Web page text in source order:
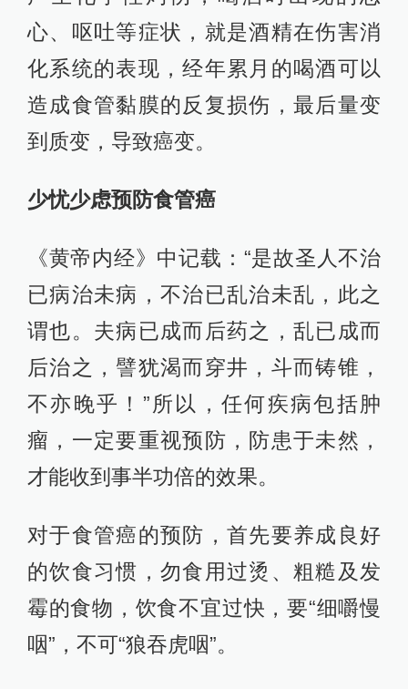
心、呕吐等症状，就是酒精在伤害消
化系统的表现，经年累月的喝酒可以
造成食管黏膜的反复损伤，最后量变
到质变，导致癌变。
少忧少虑预防食管癌
《黄帝内经》中记载：“是故圣人不治
已病治未病，不治已乱治未乱，此之
谓也。夫病已成而后药之，乱已成而
后治之，譬犹渴而穿井，斗而铸锥，
不亦晚乎！”所以，任何疾病包括肿
瘤，一定要重视预防，防患于未然，
才能收到事半功倍的效果。
对于食管癌的预防，首先要养成良好
的饮食习惯，勿食用过烫、粗糙及发
霉的食物，饮食不宜过快，要“细嚼慢
咽”，不可“狼吞虎咽”。